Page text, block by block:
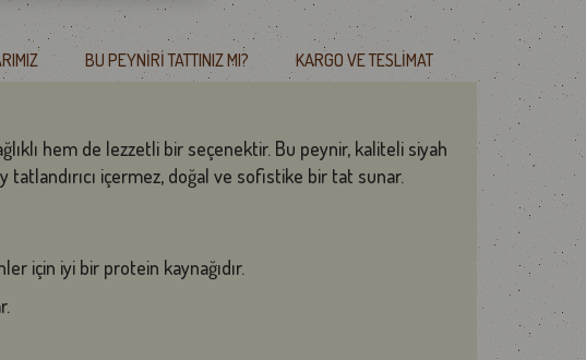
BU PEYNIRI TATTINIZ MI? KARGO VE TESLIMAT
hem de lezzetli bir seçenektir. Bu peynir, kaliteli siyah
tatlandırıcı içermez, doğal ve sofistike bir tat sunar.
için iyi bir protein kaynağıdır.